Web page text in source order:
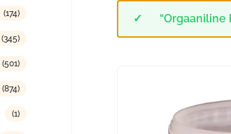
(174)
(345)
(501)
(874)
(1)